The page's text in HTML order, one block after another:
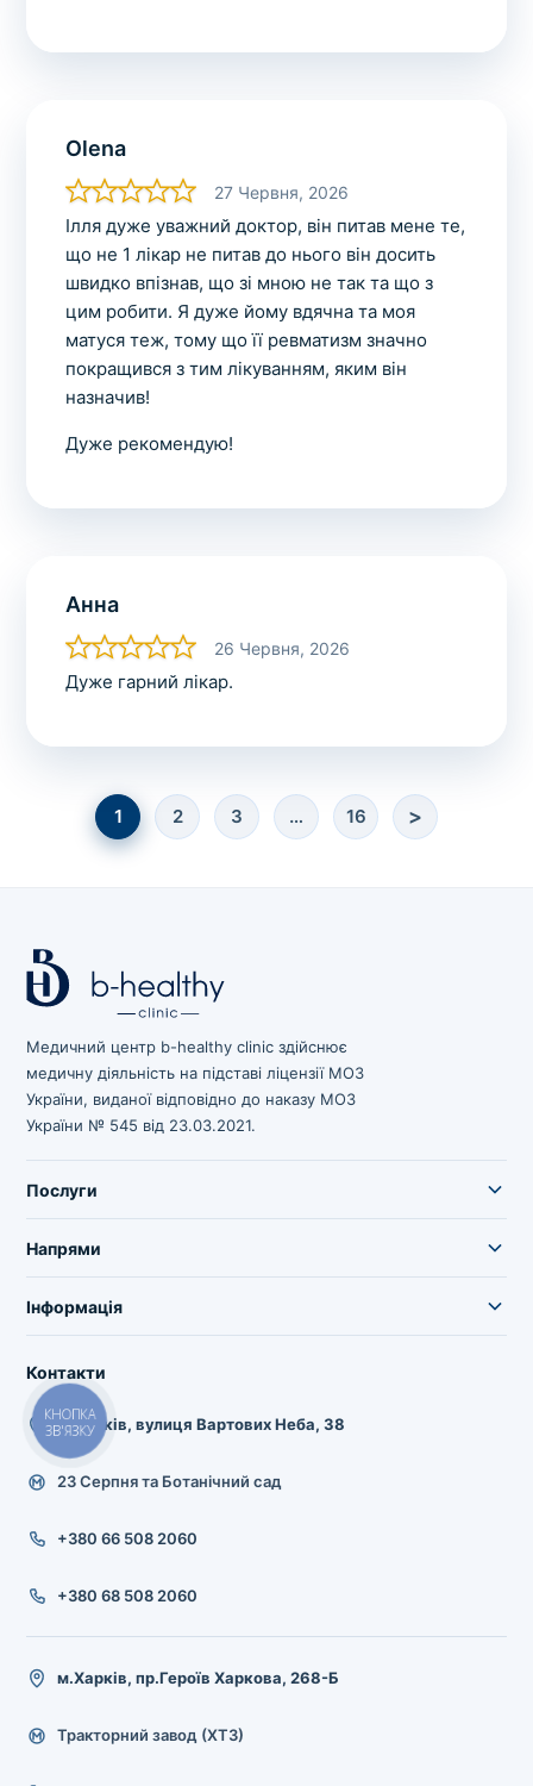
Olena
27 Червня, 2026
Ілля дуже уважний доктор, він питав мене те,
що не 1 лікар не питав до нього він досить
швидко впізнав, що зі мною не так та що з
цим робити. Я дуже йому вдячна та моя
матуся теж, тому що її ревматизм значно
покращився з тим лікуванням, яким він
назначив!
Дуже рекомендую!
Анна
26 Червня, 2026
Дуже гарний лікар.
1 2 3 … 16 >
Медичний центр b-healthy clinic здійснює
медичну діяльність на підставі ліцензії МОЗ
України, виданої відповідно до наказу МОЗ
України № 545 від 23.03.2021.
Послуги
Напрями
Інформація
Контакти
м.Харків, вулиця Вартових Неба, 38
23 Серпня та Ботанічний сад
+380 66 508 2060
+380 68 508 2060
м.Харків, пр.Героїв Харкова, 268-Б
Тракторний завод (ХТЗ)
КНОПКА
ЗВ'ЯЗКУ